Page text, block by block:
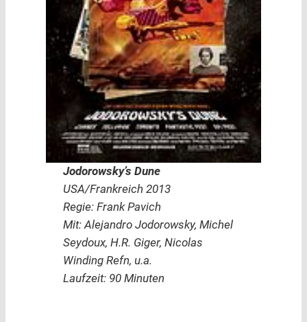
Jodorowsky’s Dune
USA/Frankreich 2013
Regie: Frank Pavich
Mit: Alejandro Jodorowsky, Michel
Seydoux, H.R. Giger, Nicolas
Winding Refn, u.a.
Laufzeit: 90 Minuten